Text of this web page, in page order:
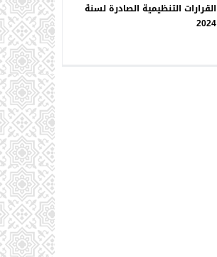
القرارات التنظيمية الصادرة لسنة
2024